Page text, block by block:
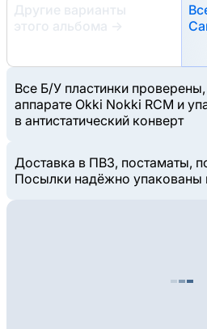
Другие варианты
этого альбома
→
Все Б/У пластинки
аппарате Okki Nokki RCM и
в антистатический конверт
Доставка в ПВЗ, постаматы,
Посылки надёжно упакованы